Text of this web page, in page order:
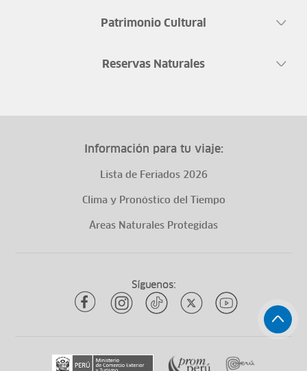
Patrimonio Cultural
Reservas Naturales
Información para tu viaje:
Lista de Feriados 2026
Clima y Pronóstico del Tiempo
Áreas Naturales Protegidas
Síguenos: